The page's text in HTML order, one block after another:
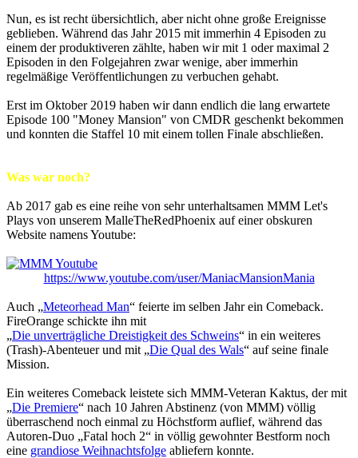
Nun, es ist recht übersichtlich, aber nicht ohne große Ereignisse
geblieben. Während das Jahr 2015 mit immerhin 4 Episoden zu
einem der produktiveren zählte, haben wir mit 1 oder maximal 2
Episoden in den Folgejahren zwar wenige, aber immerhin
regelmäßige Veröffentlichungen zu verbuchen gehabt.
Erst im Oktober 2019 haben wir dann endlich die lang erwartete
Episode 100 "Money Mansion" von CMDR geschenkt bekommen
und konnten die Staffel 10 mit einem tollen Finale abschließen.
Was war noch?
Ab 2017 gab es eine reihe von sehr unterhaltsamen MMM Let's
Plays von unserem MalleTheRedPhoenix auf einer obskuren
Website namens Youtube:
https://www.youtube.com/user/ManiacMansionMania
Auch „Meteorhead Man“ feierte im selben Jahr ein Comeback.
FireOrange schickte ihn mit
„Die unverträgliche Dreistigkeit des Schweins“ in ein weiteres
(Trash)-Abenteuer und mit „Die Qual des Wals“ auf seine finale
Mission.
Ein weiteres Comeback leistete sich MMM-Veteran Kaktus, der mit
„Die Premiere“ nach 10 Jahren Abstinenz (von MMM) völlig
überraschend noch einmal zu Höchstform auflief, während das
Autoren-Duo „Fatal hoch 2“ in völlig gewohnter Bestform noch
eine grandiose Weihnachtsfolge abliefern konnte.